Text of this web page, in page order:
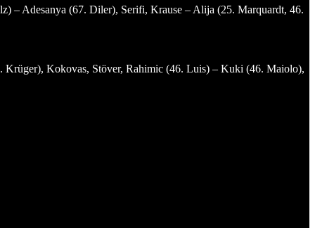
– Adesanya (67. Diler), Serifi, Krause – Alija (25. Marquardt, 46.
Krüger), Kokovas, Stöver, Rahimic (46. Luis) – Kuki (46. Maiolo),